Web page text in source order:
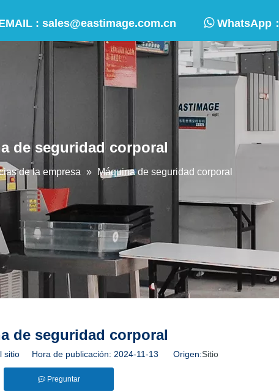
: sales@eastimage.com.cn WhatsApp：
de seguridad corporal
de la empresa » Máquina de seguridad corporal
de seguridad corporal
Hora de publicación: 2024-11-13 Origen:Sitio
Preguntar